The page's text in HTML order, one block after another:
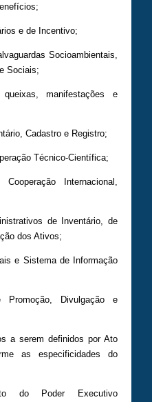
e de Incentivo;
Socioambientais,
Sociais;
manifestações e
Cadastro e Registro;
Técnico-Científica;
Internacional,
de Inventário, de
dos Ativos;
e Sistema de Informação
Divulgação e
a serem definidos por Ato
as especificidades do
do Poder Executivo